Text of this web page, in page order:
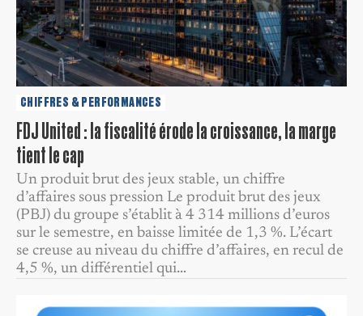
CHIFFRES & PERFORMANCES
FDJ United : la fiscalité érode la croissance, la marge
tient le cap
Un produit brut des jeux stable, un chiffre
d’affaires sous pression Le produit brut des jeux
(PBJ) du groupe s’établit à 4 314 millions d’euros
sur le semestre, en baisse limitée de 1,3 %. L’écart
se creuse au niveau du chiffre d’affaires, en recul de
4,5 %, un différentiel qui…